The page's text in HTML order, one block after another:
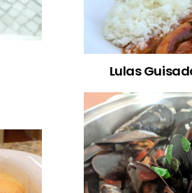
Lulas